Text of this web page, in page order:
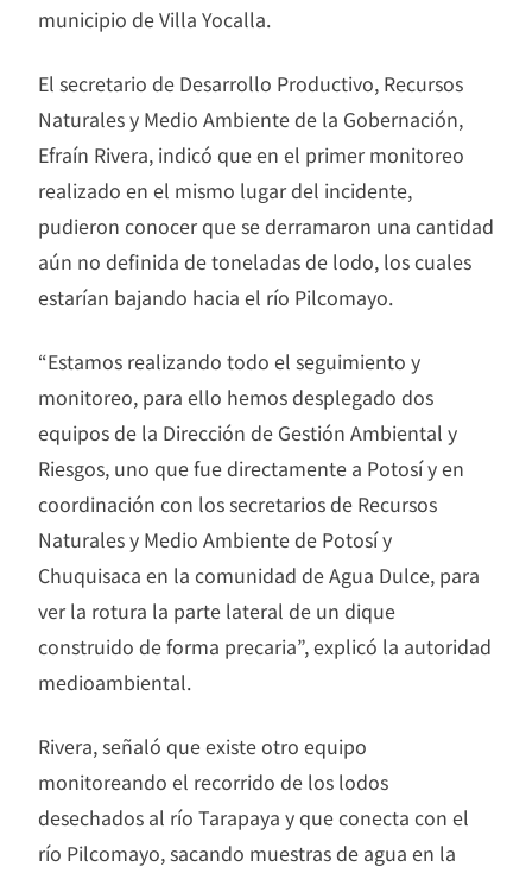
municipio de Villa Yocalla.
El secretario de Desarrollo Productivo, Recursos
Naturales y Medio Ambiente de la Gobernación,
Efraín Rivera, indicó que en el primer monitoreo
realizado en el mismo lugar del incidente,
pudieron conocer que se derramaron una cantidad
aún no definida de toneladas de lodo, los cuales
estarían bajando hacia el río Pilcomayo.
“Estamos realizando todo el seguimiento y
monitoreo, para ello hemos desplegado dos
equipos de la Dirección de Gestión Ambiental y
Riesgos, uno que fue directamente a Potosí y en
coordinación con los secretarios de Recursos
Naturales y Medio Ambiente de Potosí y
Chuquisaca en la comunidad de Agua Dulce, para
ver la rotura la parte lateral de un dique
construido de forma precaria”, explicó la autoridad
medioambiental.
Rivera, señaló que existe otro equipo
monitoreando el recorrido de los lodos
desechados al río Tarapaya y que conecta con el
río Pilcomayo, sacando muestras de agua en la